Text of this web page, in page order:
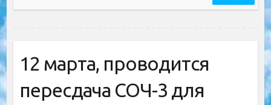
12 марта, проводится
пересдача СОЧ-3 для